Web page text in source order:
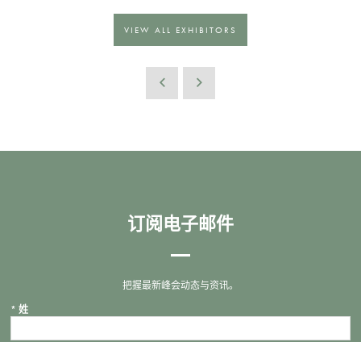
VIEW ALL EXHIBITORS
订阅电子邮件
把握最新峰会动态与资讯。
* 姓